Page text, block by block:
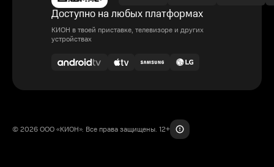
Доступно на любых платформах
КИОН в твоей приставке, телевизоре и других
устройствах
© 2026 ООО «КИОН». Все права защищены. 12+